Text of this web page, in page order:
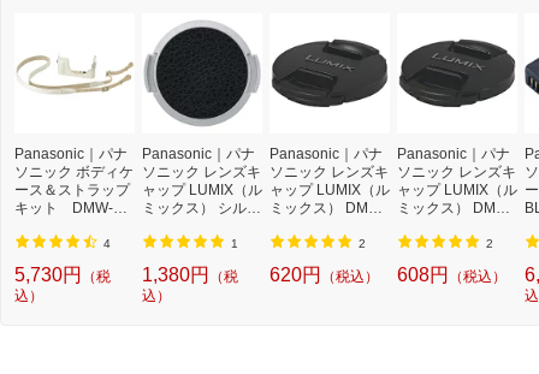
Panasonic｜パナ
ソニック ボディケ
ース＆ストラップ
キット DMW-BC
[DMWBCSK4]4
5,730円
（税
込）
Panasonic｜パナ
ソニック レンズキ
ャップ LUMIX（ル
ミックス） シルバ
[37mm][DMWLFC
1
1,380円
（税
込）
Panasonic｜パナ
ソニック レンズキ
ャップ LUMIX（ル
ミックス） DMW-
MWLFC52]
2
620円 （税込）
Panasonic｜パナ
ソニック レンズキ
ャップ LUMIX（ル
ミックス） DMW-
MWLFC46]
2
608円 （税込）